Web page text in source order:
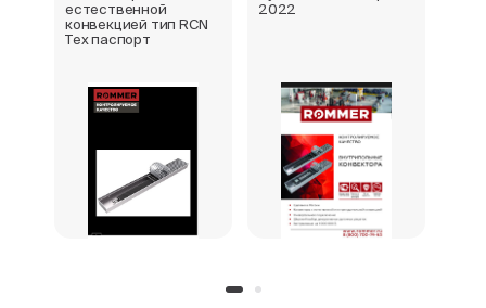
естественной
конвекцией тип RCN
Тех паспорт
2022